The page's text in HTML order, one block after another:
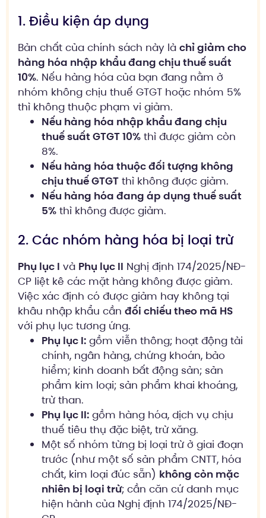
1. Điều kiện áp dụng
Bản chất của chính sách này là chỉ giảm cho
hàng hóa nhập khẩu đang chịu thuế suất
10%. Nếu hàng hóa của bạn đang nằm ở
nhóm không chịu thuế GTGT hoặc nhóm 5%
thì không thuộc phạm vi giảm.
Nếu hàng hóa nhập khẩu đang chịu
thuế suất GTGT 10% thì được giảm còn
8%.
Nếu hàng hóa thuộc đối tượng không
chịu thuế GTGT thì không được giảm.
Nếu hàng hóa đang áp dụng thuế suất
5% thì không được giảm.
2. Các nhóm hàng hóa bị loại trừ
Phụ lục I và Phụ lục II Nghị định 174/2025/NĐ-
CP liệt kê các mặt hàng không được giảm.
Việc xác định có được giảm hay không tại
khâu nhập khẩu cần đối chiếu theo mã HS
với phụ lục tương ứng.
Phụ lục I: gồm viễn thông; hoạt động tài
chính, ngân hàng, chứng khoán, bảo
hiểm; kinh doanh bất động sản; sản
phẩm kim loại; sản phẩm khai khoáng,
trừ than.
Phụ lục II: gồm hàng hóa, dịch vụ chịu
thuế tiêu thụ đặc biệt, trừ xăng.
Một số nhóm từng bị loại trừ ở giai đoạn
trước (như một số sản phẩm CNTT, hóa
chất, kim loại đúc sẵn) không còn mặc
nhiên bị loại trừ; cần căn cứ danh mục
hiện hành của Nghị định 174/2025/NĐ-